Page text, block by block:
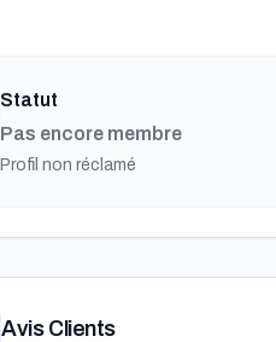
Statut
Pas encore membre
Profil non réclamé
Avis Clients